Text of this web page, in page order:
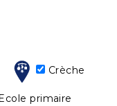
Crèche
primaire